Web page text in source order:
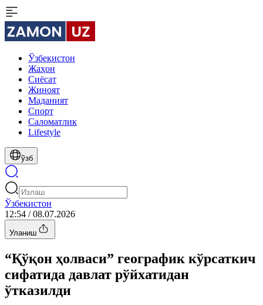
Ўзбекистон
Жаҳон
Сиёсат
Жиноят
Маданият
Спорт
Cаломатлик
Lifestyle
ўзб
Ўзбекистон
12:54 / 08.07.2026
Уланиш
“Қўқон ҳолваси” географик кўрсаткич
сифатида давлат рўйхатидан
ўтказилди